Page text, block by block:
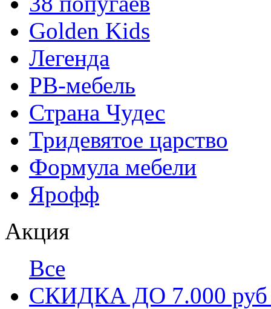
Golden Kids
Легенда
РВ-мебель
Страна Чудес
Тридевятое царство
Формула мебели
Ярофф
Акция
Все
СКИДКА ДО 7.000